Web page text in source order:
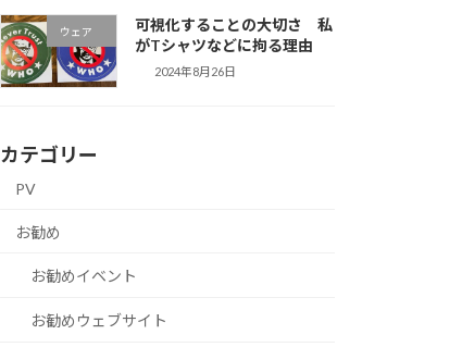
ウェア
可視化することの大切さ 私
がTシャツなどに拘る理由
2024年8月26日
カテゴリー
PV
お勧め
お勧めイベント
お勧めウェブサイト